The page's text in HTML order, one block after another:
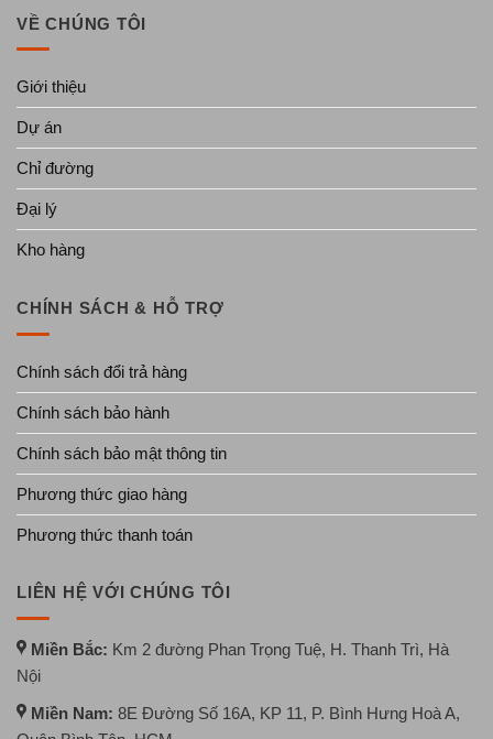
VỀ CHÚNG TÔI
Giới thiệu
Dự án
Chỉ đường
Đại lý
Kho hàng
CHÍNH SÁCH & HỖ TRỢ
Chính sách đổi trả hàng
Chính sách bảo hành
Chính sách bảo mật thông tin
Phương thức giao hàng
Phương thức thanh toán
LIÊN HỆ VỚI CHÚNG TÔI
Miền Bắc: Km 2 đường Phan Trọng Tuệ, H. Thanh Trì, Hà
Nội
Miền Nam: 8E Đường Số 16A, KP 11, P. Bình Hưng Hoà A,